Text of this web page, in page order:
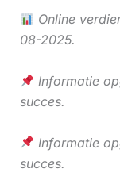
Online
08-2025.
Informatie
succes.
Informatie
succes.